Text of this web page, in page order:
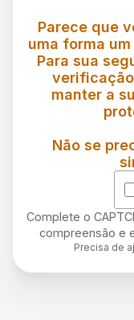
Parece que
uma forma
Para sua
manter a
Não se
Complete o
compreensão e
Precisa de